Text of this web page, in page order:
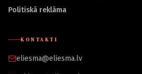
Politiskā reklāma
KONTAKTI
eliesma@eliesma.lv